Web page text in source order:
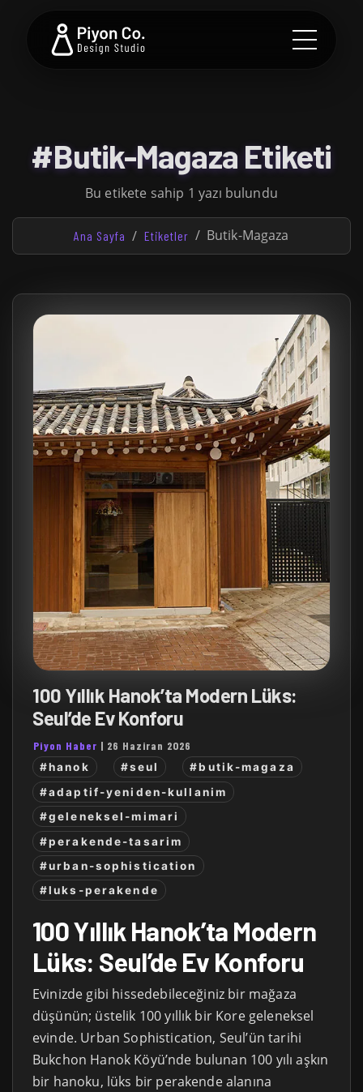
#Butik-Magaza Etiketi
Bu etikete sahip 1 yazı bulundu
Ana Sayfa Etiketler Butik-Magaza
100 Yıllık Hanok’ta Modern Lüks:
Seul’de Ev Konforu
Piyon Haber | 26 Haziran 2026
#hanok #seul
#butik-magaza
#adaptif-yeniden-kullanim
#geleneksel-mimari
#perakende-tasarim
#urban-sophistication
#luks-perakende
100 Yıllık Hanok’ta Modern
Lüks: Seul’de Ev Konforu
Evinizde gibi hissedebileceğiniz bir mağaza
düşünün; üstelik 100 yıllık bir Kore geleneksel
evinde. Urban Sophistication, Seul’ün tarihi
Bukchon Hanok Köyü’nde bulunan 100 yılı aşkın
bir hanoku, lüks bir perakende alanına